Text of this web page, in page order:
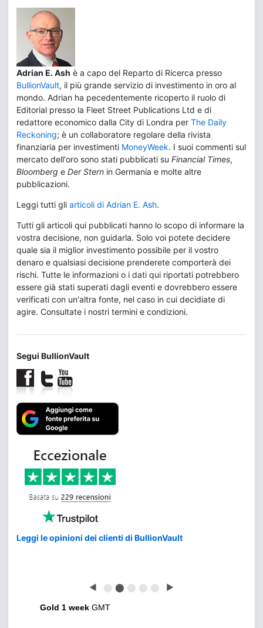
Adrian E. Ash è a capo del Reparto di Ricerca presso
BullionVault, il più grande servizio di investimento in oro al
mondo. Adrian ha pecedentemente ricoperto il ruolo di
Editorial presso la Fleet Street Publications Ltd e di
redattore economico dalla City di Londra per The Daily
Reckoning; è un collaboratore regolare della rivista
finanziaria per investimenti MoneyWeek. I suoi commenti sul
mercato dell'oro sono stati pubblicati su Financial Times,
Bloomberg e Der Stern in Germania e molte altre
pubblicazioni.
Leggi tutti gli articoli di Adrian E. Ash.
Tutti gli articoli qui pubblicati hanno lo scopo di informare la
vostra decisione, non guidarla. Solo voi potete decidere
quale sia il miglior investimento possibile per il vostro
denaro e qualsiasi decisione prenderete comporterà dei
rischi. Tutte le informazioni o i dati qui riportati potrebbero
essere già stati superati dagli eventi e dovrebbero essere
verificati con un'altra fonte, nel caso in cui decidiate di
agire. Consultate i nostri termini e condizioni.
Segui BullionVault
Leggi le opinioni dei clienti di BullionVault
◀ ⬤ ⬤ ⬤ ⬤ ⬤ ▶
Gold 1 week GMT